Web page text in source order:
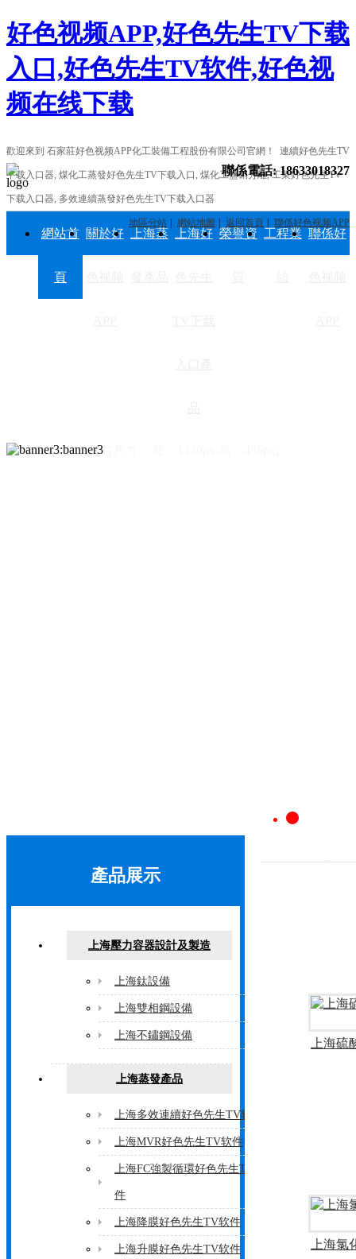
好色视频APP,好色先生TV下载
入口,好色先生TV软件,好色视
频在线下载
歡迎來到 石家莊好色视频APP化工裝備工程股份有限公司官網！ 連續好色先生TV
下载入口器, 煤化工蒸發好色先生TV下载入口, 煤化工鹽硝分離, 工業好色先生TV
下载入口器, 多效連續蒸發好色先生TV下载入口器
地區分站 網站地圖 返回首頁 聯係好色视频APP
聯係電話: 18633018327
網站首
頁
關於好 上海蒸 上海好 榮譽資 工程業 聯係好
產品展示
上海壓力容器設計及製造
上海鈦設備
上海雙相鋼設備
上海不鏽鋼設備
上海蒸發產品
上海多效連續好色先生TV软件
上海MVR好色先生TV软件
上海FC強製循環好色先生TV软
件
上海降膜好色先生TV软件
上海升膜好色先生TV软件
上海
上海